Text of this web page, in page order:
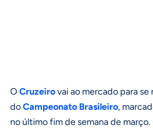
OCruzeirovai ao mercado para
doCampeonato Brasileiro,
no último fim de semana de